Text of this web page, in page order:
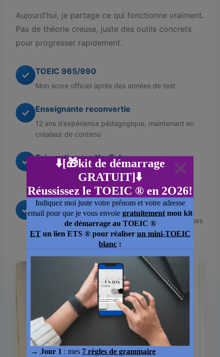
Aujourd’hui, je partage ce qui fonctionne vraiment.
Pas de théorie creuse, juste des outils concrets
pour progresser rapidement.
✓ TOEIC 965/990
Mon score officiel après des années de test
✓ Enseignante reconvertie
12 ans d’expérience pédagogique, maintenant en
créateur de contenu
✓ Très active sur YouTube
Podcast régulier pour apprendre naturellement
l’anglais concret pour votre examen d’anglais
✓ Pas de BS
Je partage les vraies stratégies, pas des promesses
marketing